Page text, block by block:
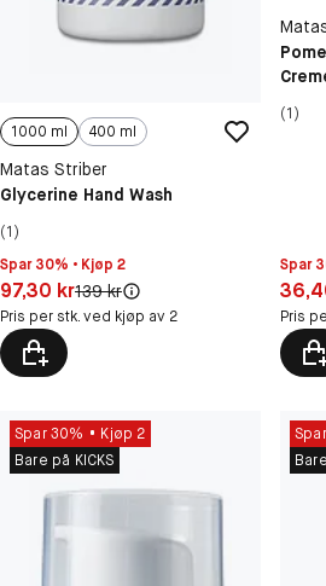
1000 ml 400 ml
Matas Striber
Glycerine Hand Wash
(1)
Spar 30% • Kjøp 2
Pris: 97,30 kr
97,30 krOriginal pris:
139 kr
Pris per stk. ved kjøp av 2
(1)
Spar
Pris:
Pris
Spar 30%
Kjøp 2
Bare på KICKS